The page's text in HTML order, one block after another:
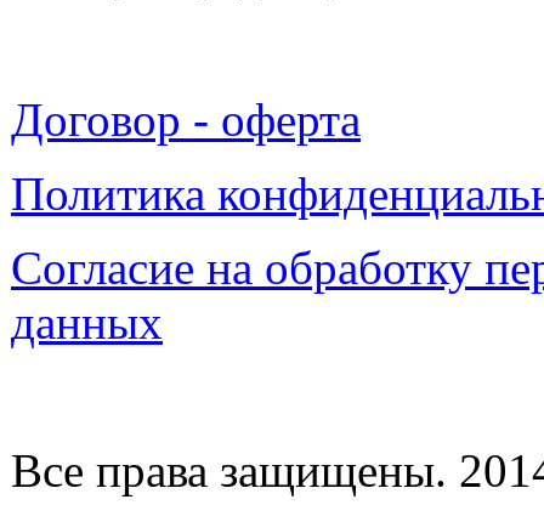
Договор - оферта
Политика
Согласие на обработку
данных
Все права защищены.